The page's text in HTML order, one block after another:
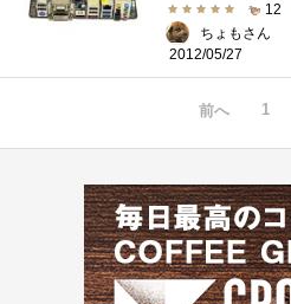
12
ちょもさん
2012/05/27
前へ 1